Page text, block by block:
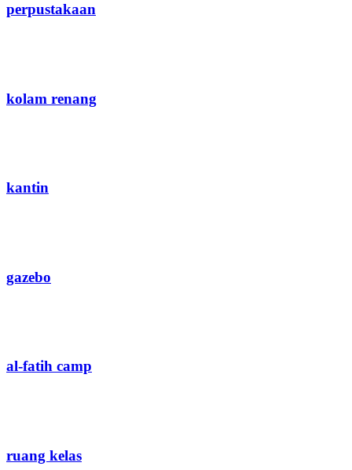
perpustakaan
kolam renang
kantin
gazebo
al-fatih camp
ruang kelas